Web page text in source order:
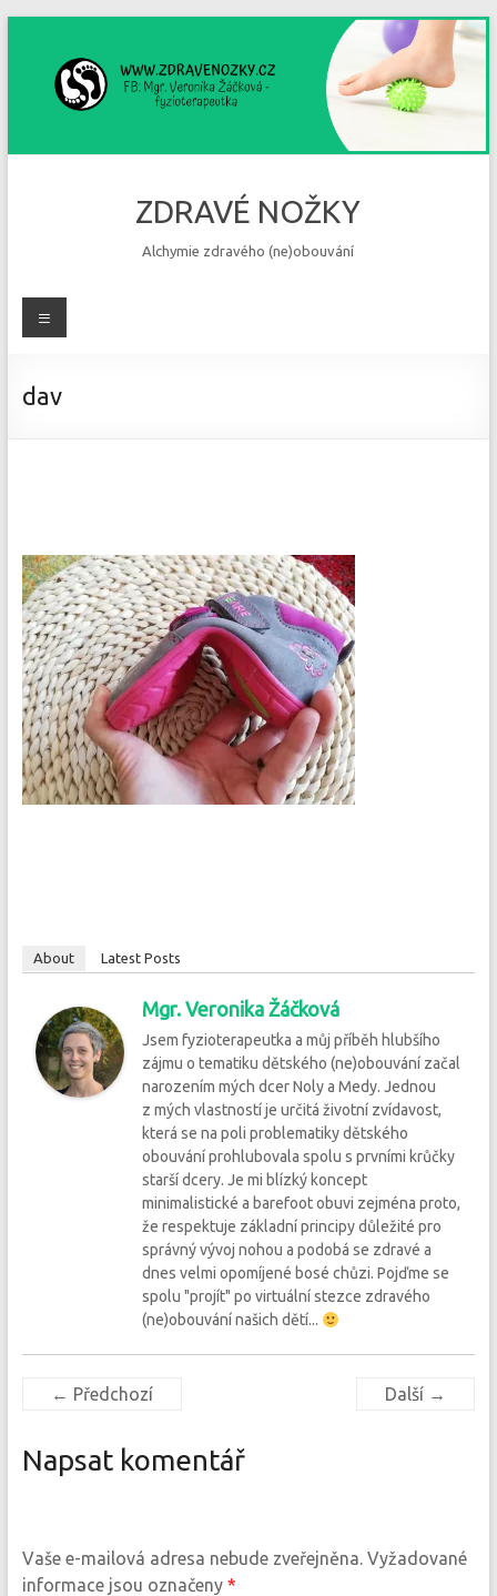
content
ZDRAVÉ NOŽKY
Alchymie zdravého (ne)obouvání
Menu
dav
About Latest Posts
Mgr. Veronika Žáčková
Jsem fyzioterapeutka a můj příběh hlubšího
zájmu o tematiku dětského (ne)obouvání začal
narozením mých dcer Noly a Medy. Jednou
z mých vlastností je určitá životní zvídavost,
která se na poli problematiky dětského
obouvání prohlubovala spolu s prvními krůčky
starší dcery. Je mi blízký koncept
minimalistické a barefoot obuvi zejména proto,
že respektuje základní principy důležité pro
správný vývoj nohou a podobá se zdravé a
dnes velmi opomíjené bosé chůzi. Pojďme se
spolu "projít" po virtuální stezce zdravého
(ne)obouvání našich dětí...
← Předchozí Další →
Napsat komentář
Vaše e-mailová adresa nebude zveřejněna. Vyžadované
informace jsou označeny *